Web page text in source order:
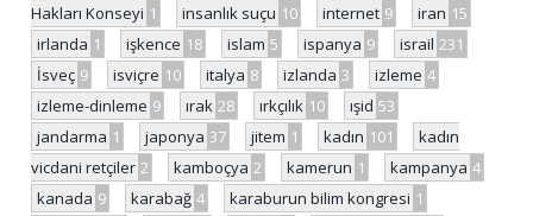
Hakları Konseyi 1 insanlık suçu 10 internet 9 iran 15
irlanda 1 işkence 18 islam 5 ispanya 9 israil 231
İsveç 9 isviçre 10 italya 8 izlanda 3 izleme 4
izleme-dinleme 9 ırak 28 ırkçılık 10 ışid 53
jandarma 1 japonya 37 jitem 1 kadın 101
kadın
vicdani retçiler 2 kamboçya 2 kamerun 1 kampanya 4
kanada 9 karabağ 4 karaburun bilim kongresi 1